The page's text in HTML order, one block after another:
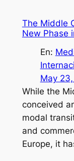
The Middle
New Phase
En:
May
While the
conceived
modal
and
Europe, it